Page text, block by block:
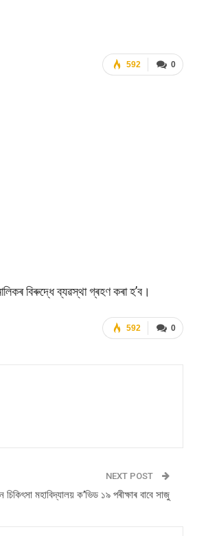
0
592
বিৰুদ্ধে ব্যৱস্থা গ্ৰহণ কৰা হ’ব।
0
592
NEXT POST
মহাবিদ্যালয় ক’ভিড ১৯ পৰীক্ষাৰ বাবে সাজু